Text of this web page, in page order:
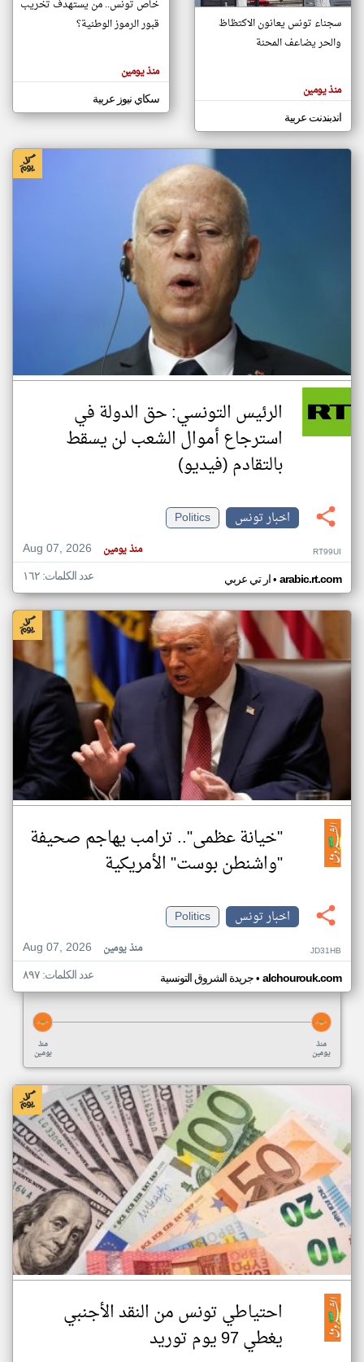
مصادر الأخبار من تونس
اخبار تونس على مدار الساعة
أهم اخبار تونس العاجلة والمباشرة
المقالات
الموجوده
هنا عن
وجهة
كاتبيها.
سجناء تونس يعانون الاكتظاظ
والحر يضاعف المحنة
منذ يومين
اندبندنت عربية
خاص تونس.. من يستهدف تخريب
قبور الرموز الوطنية؟
منذ يومين
سكاي نيوز عربية
الرئيس التونسي: حق الدولة في
استرجاع أموال الشعب لن يسقط
بالتقادم (فيديو)
اخبار تونس
Politics
Aug 07, 2026
منذ يومين RT99UI
ار تي عربي• arabic.rt.com عدد الكلمات: ١٦٢
"خيانة عظمى".. ترامب يهاجم صحيفة
"واشنطن بوست" الأمريكية
اخبار تونس
Politics
Aug 07, 2026
منذ يومين JD31HB
جريدة الشروق التونسية• alchourouk.com عدد الكلمات: ٨٩٧
منذ
يومين
منذ
يومين
احتياطي تونس من النقد الأجنبي
يغطي 97 يوم توريد
klyoum.com